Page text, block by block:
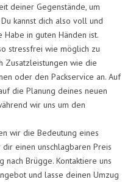
deiner Gegenstände, um
kannst dich also voll und
in guten Händen ist.
stressfrei wie möglich zu
Zusatzleistungen wie die
oder den Packservice an. Auf
die Planung deines neuen
wir uns um den
wir die Bedeutung eines
einen unschlagbaren Preis
Brügge. Kontaktiere uns
und lasse deinen Umzug